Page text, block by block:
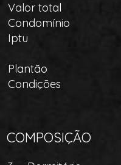
Valor total
Condomínio
Iptu
Plantão
Condições
COMPOSIÇÃO